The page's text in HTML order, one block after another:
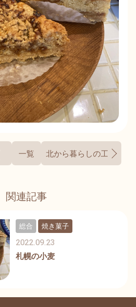
一覧 北から暮らしの工芸祭に
関連記事
札幌の小麦
2022.09.23
総合 焼き菓子